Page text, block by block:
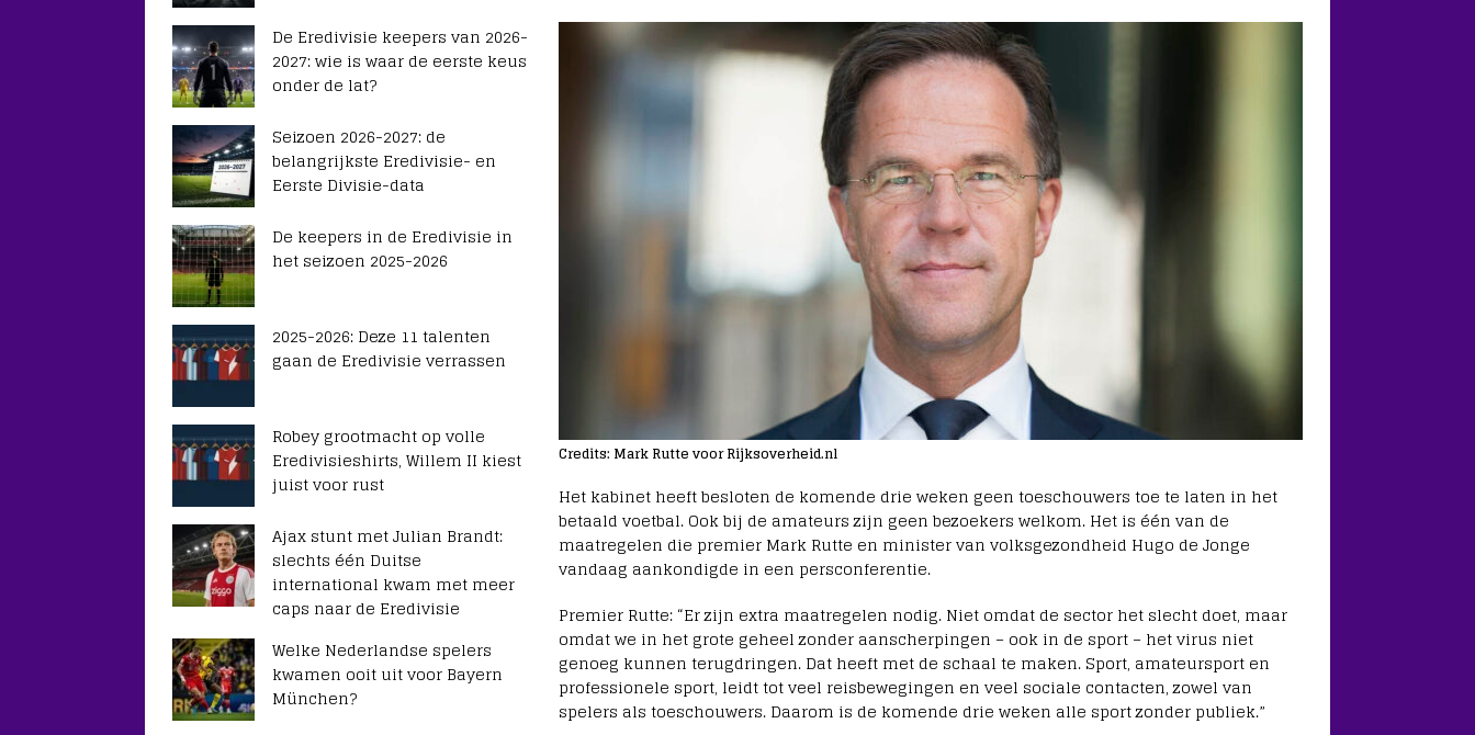
Credits: Mark Rutte voor Rijksoverheid.nl
Het kabinet heeft besloten de komende drie weken geen toeschouwers toe te laten in het
betaald voetbal. Ook bij de amateurs zijn geen bezoekers welkom. Het is één van de
maatregelen die premier Mark Rutte en minister van volksgezondheid Hugo de Jonge
vandaag aankondigde in een persconferentie.
Premier Rutte: “Er zijn extra maatregelen nodig. Niet omdat de sector het slecht doet, maar
omdat we in het grote geheel zonder aanscherpingen – ook in de sport – het virus niet
genoeg kunnen terugdringen. Dat heeft met de schaal te maken. Sport, amateursport en
professionele sport, leidt tot veel reisbewegingen en veel sociale contacten, zowel van
spelers als toeschouwers. Daarom is de komende drie weken alle sport zonder publiek.”
De Eredivisie keepers van 2026-
2027: wie is waar de eerste keus
onder de lat?
Seizoen 2026-2027: de
belangrijkste Eredivisie- en
Eerste Divisie-data
De keepers in de Eredivisie in
het seizoen 2025-2026
2025-2026: Deze 11 talenten
gaan de Eredivisie verrassen
Robey grootmacht op volle
Eredivisieshirts, Willem II kiest
juist voor rust
Ajax stunt met Julian Brandt:
slechts één Duitse
international kwam met meer
caps naar de Eredivisie
Welke Nederlandse spelers
kwamen ooit uit voor Bayern
München?